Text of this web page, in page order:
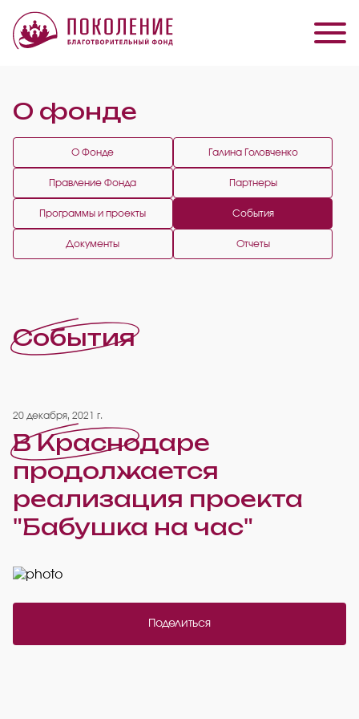
О фонде
О Фонде Галина Головченко
Правление Фонда Партнеры
Программы и проекты События
Документы Отчеты
События
20 декабря, 2021 г.
В Краснодаре
продолжается
реализация проекта
"Бабушка на час"
Поделиться